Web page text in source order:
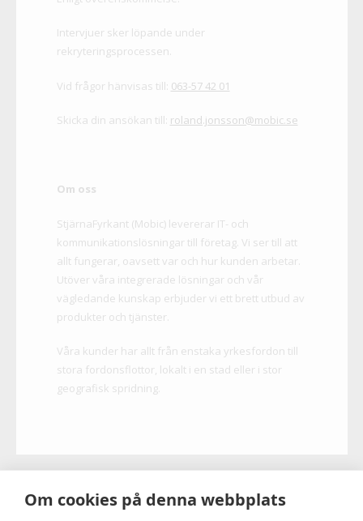
Om cookies på denna webbplats
Intervjuer sker löpande under
rekryteringsprocessen.
Vid frågor hänvisas till: 063-57 42 01
Skicka din ansökan till: roland.jonsson@mobic.se
Om oss
StjärnaFyrkant (Mobic) levererar IT- och
kommunikationslösningar till företag. Vi ser till att
allt fungerar, oavsett var och hur kunden arbetar.
Utöver våra integrerade lösningar och vår
vägledande kunskap erbjuder vi ett brett utbud av
produkter och tjänster.
Våra kunder har allt från enstaka yrkesfordon till
stora fordonsflottor, lokalt i en stad eller i stor
geografisk spridning.